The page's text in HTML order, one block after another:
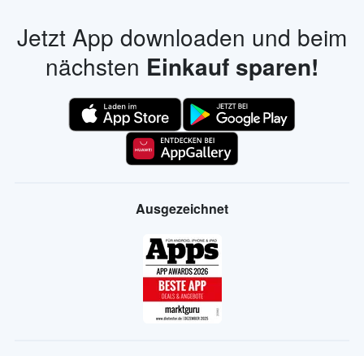
Jetzt App downloaden und beim
nächsten Einkauf sparen!
Ausgezeichnet